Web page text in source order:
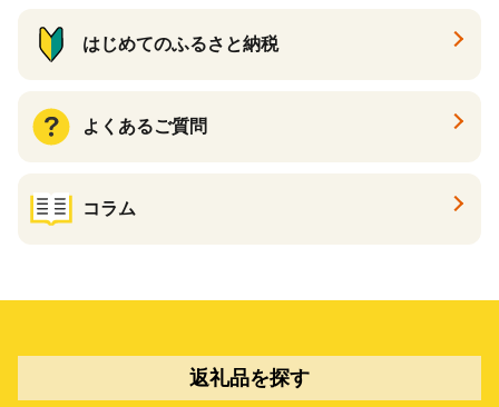
はじめてのふるさと納税
よくあるご質問
コラム
返礼品を探す